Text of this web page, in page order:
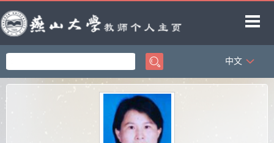
首页
科学研究
中文